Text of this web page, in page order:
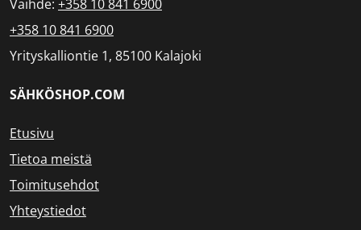
Vaihde: +358 10 841 6900
+358 10 841 6900
Yrityskalliontie 1, 85100 Kalajoki
SÄHKÖSHOP.COM
Etusivu
Tietoa meistä
Toimitusehdot
Yhteystiedot